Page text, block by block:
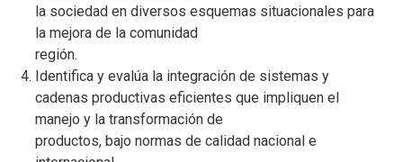
la sociedad en diversos esquemas situacionales para
la mejora de la comunidad
región.
Identifica y evalúa la integración de sistemas y
cadenas productivas eficientes que impliquen el
manejo y la transformación de
productos, bajo normas de calidad nacional e